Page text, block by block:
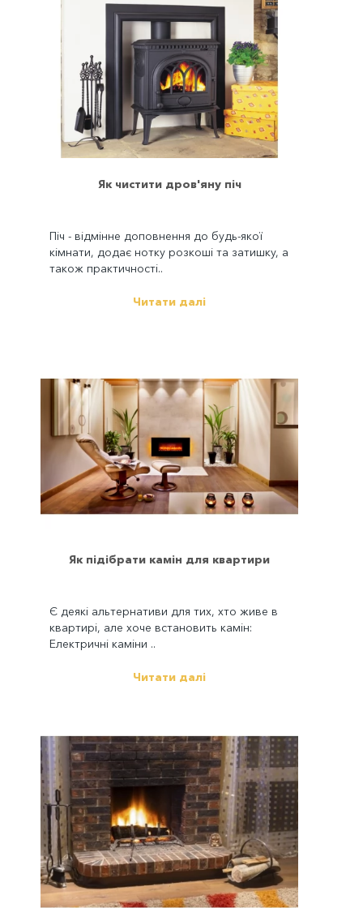
Як чистити дров'яну піч
Піч - відмінне доповнення до будь-якої
кімнати, додає нотку розкоші та затишку, а
також практичності..
Читати далі
Як підібрати камін для квартири
Є деякі альтернативи для тих, хто живе в
квартирі, але хоче встановить камін:
Електричні каміни ..
Читати далі